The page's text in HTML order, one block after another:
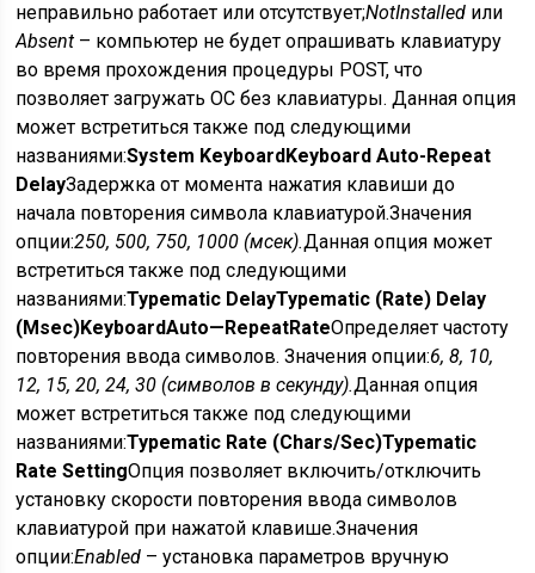
неправильно работает или отсутствует;NotInstalled или
Absent – компьютер не будет опрашивать клавиатуру
во время прохождения процедуры POST, что
позволяет загружать ОС без клавиатуры.Данная опция
может встретиться также под следующими
названиями:System KeyboardKeyboard Auto-Repeat
DelayЗадержка от момента нажатия клавиши до
начала повторения символа клавиатурой.Значения
опции:250, 500, 750, 1000 (мсек).Данная опция может
встретиться также под следующими
названиями:Typematic DelayTypematic (Rate) Delay
(Msec)KeyboardAuto—RepeatRateОпределяет частоту
повторения ввода символов.Значения опции:6, 8, 10,
12, 15, 20, 24, 30 (символов в секунду).Данная опция
может встретиться также под следующими
названиями:Typematic Rate (Chars/Sec)Typematic
Rate SettingОпция позволяет включить/отключить
установку скорости повторения ввода символов
клавиатурой при нажатой клавише.Значения
опции:Enabled – установка параметров вручную